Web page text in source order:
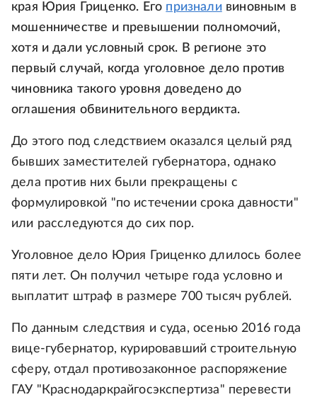
края Юрия Гриценко. Его призналивиновным в
мошенничестве и превышении полномочий,
хотя и дали условный срок. В регионе это
первый случай, когда уголовное дело против
чиновника такого уровня доведено до
оглашения обвинительного вердикта.
До этого под следствием оказался целый ряд
бывших заместителей губернатора, однако
дела против них были прекращены с
формулировкой "по истечении срока давности"
или расследуются до сих пор.
Уголовное дело Юрия Гриценко длилось более
пяти лет. Он получил четыре года условно и
выплатит штраф в размере 700 тысяч рублей.
По данным следствия и суда, осенью 2016 года
вице-губернатор, курировавший строительную
сферу, отдал противозаконное распоряжение
ГАУ "Краснодаркрайгосэкспертиза" перевести